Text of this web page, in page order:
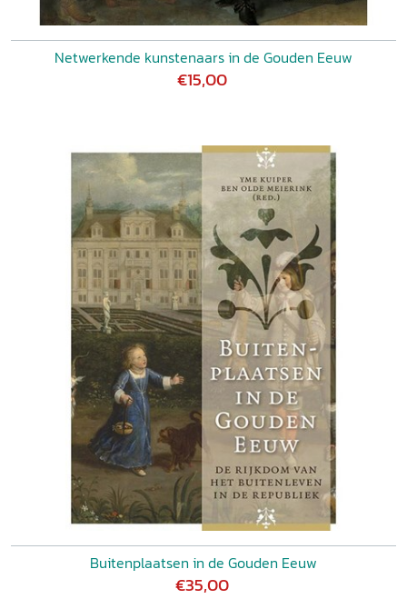
Netwerkende kunstenaars in de Gouden Eeuw
€15,00
Buitenplaatsen in de Gouden Eeuw
€35,00